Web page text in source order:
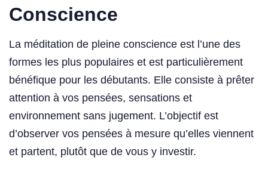
Conscience
La méditation de pleine conscience est l’une des
formes les plus populaires et est particulièrement
bénéfique pour les débutants. Elle consiste à prêter
attention à vos pensées, sensations et
environnement sans jugement. L’objectif est
d’observer vos pensées à mesure qu’elles viennent
et partent, plutôt que de vous y investir.